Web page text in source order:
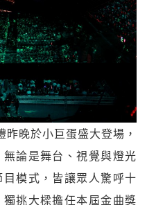
晚於小巨蛋盛大登場，
論是舞台、視覺與燈光
模式，皆讓眾人驚呼十
挑大樑擔任本屆金曲獎